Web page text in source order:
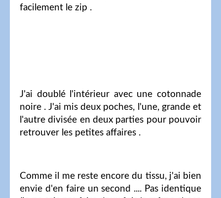
facilement le zip .
J'ai doublé l'intérieur avec une cotonnade
noire . J'ai mis deux poches, l'une, grande et
l'autre divisée en deux parties pour pouvoir
retrouver les petites affaires .
Comme il me reste encore du tissu, j'ai bien
envie d'en faire un second .... Pas identique